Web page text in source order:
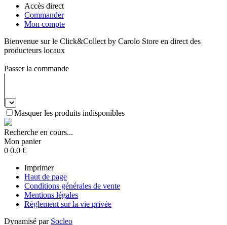
Accès direct
Commander
Mon compte
Bienvenue sur le Click&Collect by Carolo Store en direct des
producteurs locaux
Passer la commande
Masquer les produits indisponibles
Recherche en cours...
Mon panier
0 0.0 €
Imprimer
Haut de page
Conditions générales de vente
Mentions légales
Règlement sur la vie privée
Dynamisé par Socleo